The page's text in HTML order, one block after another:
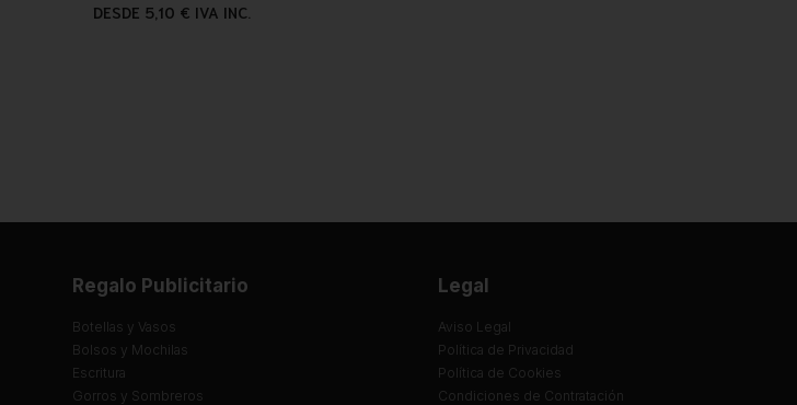
DESDE 5,10 € IVA INC.
Regalo Publicitario
Botellas y Vasos
Bolsos y Mochilas
Escritura
Gorros y Sombreros
Legal
Aviso Legal
Política de Privacidad
Política de Cookies
Condiciones de Contratación